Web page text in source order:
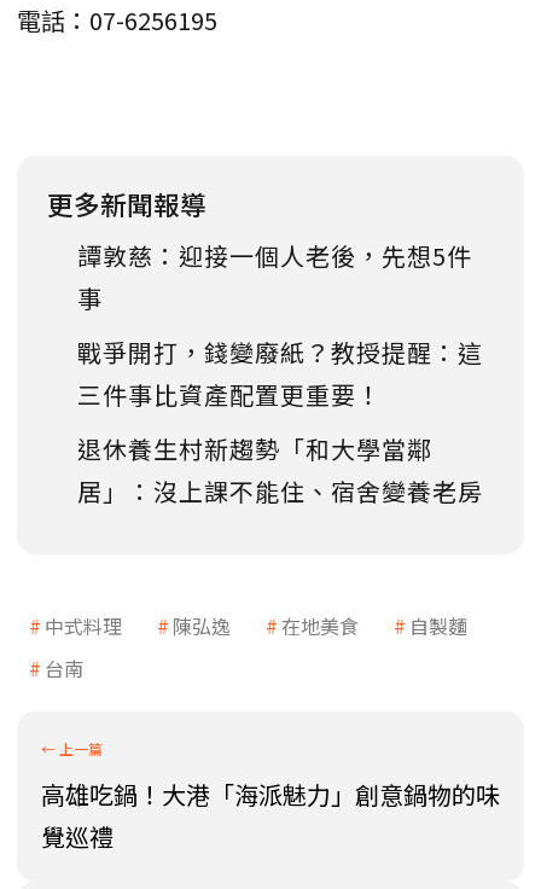
電話：07-6256195
更多新聞報導
譚敦慈：迎接一個人老後，先想5件
事
戰爭開打，錢變廢紙？教授提醒：這
三件事比資產配置更重要！
退休養生村新趨勢「和大學當鄰
居」：沒上課不能住、宿舍變養老房
中式料理 陳弘逸 在地美食
自製麵
台南
高雄吃鍋！大港「海派魅力」創意鍋物的味
覺巡禮